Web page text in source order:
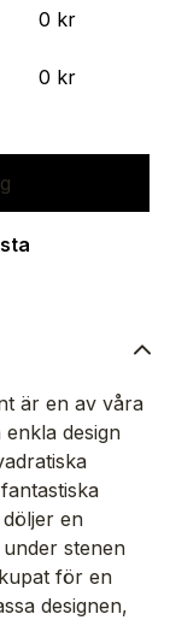
0 kr
0 kr
är en av våra
design
en
under stenen
för en
designen,